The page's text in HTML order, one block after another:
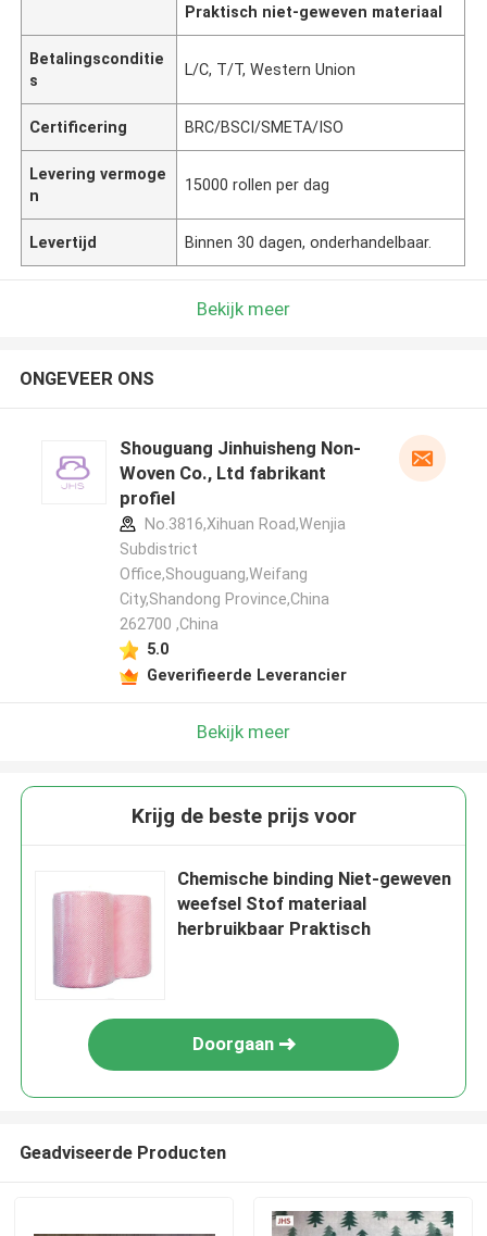
Praktisch niet-geweven materiaal
Betalingsconditie
s
L/C, T/T, Western Union
Certificering BRC/BSCI/SMETA/ISO
Levering vermoge
n
15000 rollen per dag
Levertijd Binnen 30 dagen, onderhandelbaar.
Bekijk meer
ONGEVEER ONS
Shouguang Jinhuisheng Non-
Woven Co., Ltd fabrikant
profiel
No.3816,Xihuan Road,Wenjia
Subdistrict
Office,Shouguang,Weifang
City,Shandong Province,China
262700 ,China
5.0
Geverifieerde Leverancier
Bekijk meer
Krijg de beste prijs voor
Chemische binding Niet-geweven
weefsel Stof materiaal
herbruikbaar Praktisch
Doorgaan
Geadviseerde Producten